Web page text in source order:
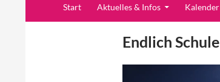
Pfarrei Heiliger Martin
Start Aktuelles & Infos Kalender
Endlich Schule